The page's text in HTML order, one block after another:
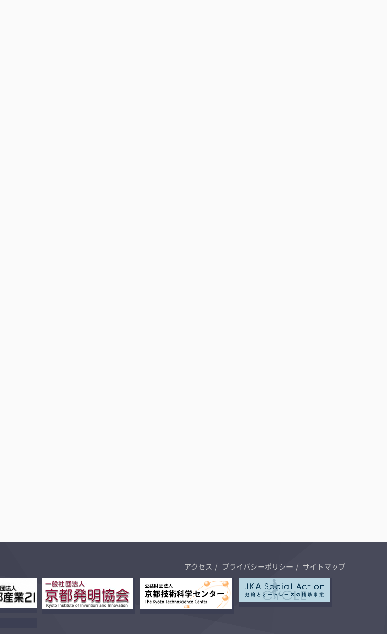
アクセス プライバシーポリシー サイトマップ